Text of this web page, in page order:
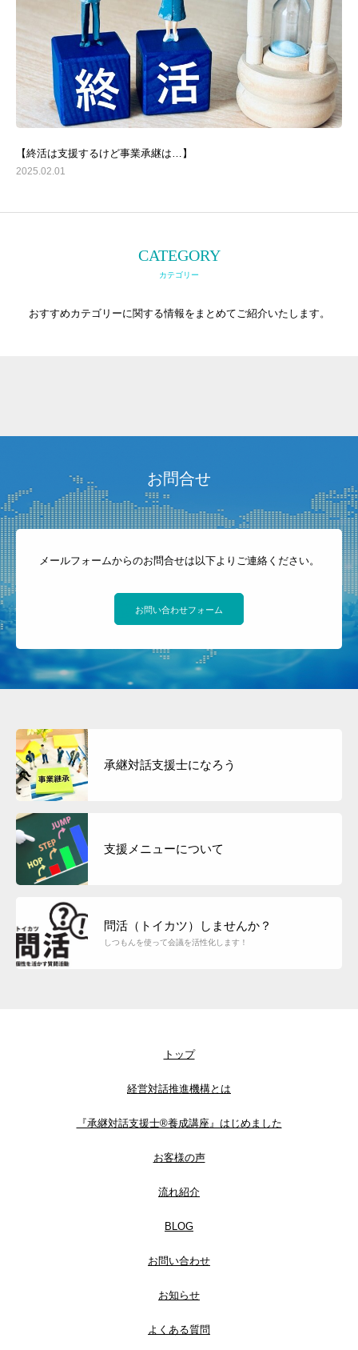
【終活は支援するけど事業承継は…】
2025.02.01
CATEGORY
カテゴリー
おすすめカテゴリーに関する情報をまとめてご紹介いたします。
お問合せ
メールフォームからのお問合せは以下よりご連絡ください。
お問い合わせフォーム
承継対話支援士になろう
支援メニューについて
問活（トイカツ）しませんか？
しつもんを使って会議を活性化します！
トップ
経営対話推進機構とは
『承継対話支援士®養成講座』はじめました
お客様の声
流れ紹介
BLOG
お問い合わせ
お知らせ
よくある質問
対話のチカラで事業承継を支援します
『承継対話支援士®養成講座』とは
経営対話推進機構とは